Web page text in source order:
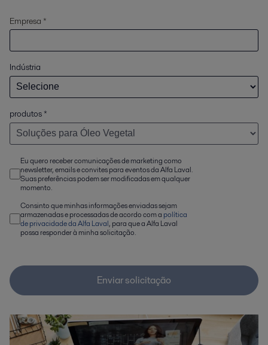
Empresa *
Indústria
produtos *
Eu quero receber comunicações de marketing como
newsletter, emails e convites para eventos da Alfa Laval.
Suas preferências podem ser modificadas em qualquer
momento.
Consinto que minhas informações enviadas sejam
armazenadas e processadas de acordo com a política
de privacidade da Alfa Laval, para que a Alfa Laval
possa responder à minha solicitação.
Enviar solicitação